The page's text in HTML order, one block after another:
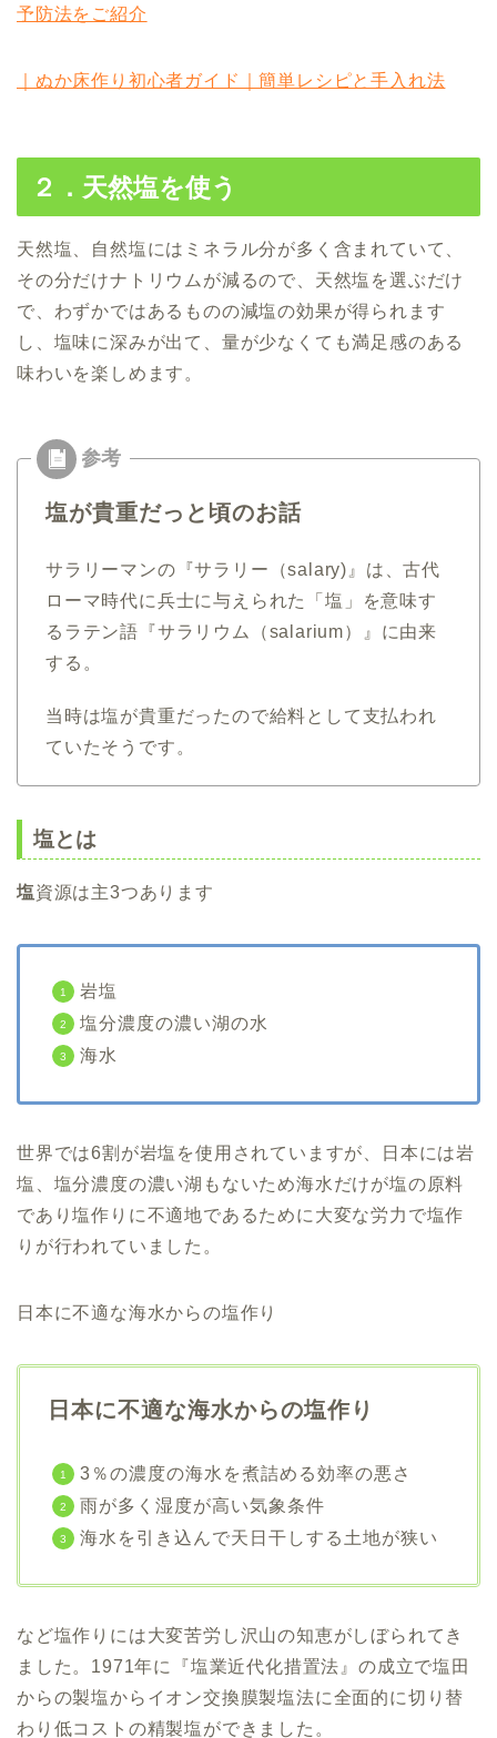
予防法をご紹介
｜ぬか床作り初心者ガイド｜簡単レシピと手入れ法
２．天然塩を使う
天然塩、自然塩にはミネラル分が多く含まれていて、
その分だけナトリウムが減るので、天然塩を選ぶだけ
で、わずかではあるものの減塩の効果が得られます
し、塩味に深みが出て、量が少なくても満足感のある
味わいを楽しめます。
塩が貴重だっと頃のお話
サラリーマンの『サラリー（salary)』は、古代
ローマ時代に兵士に与えられた「塩」を意味す
るラテン語『サラリウム（salarium）』に由来
する。
当時は塩が貴重だったので給料として支払われ
ていたそうです。
塩とは
塩資源は主3つあります
岩塩
塩分濃度の濃い湖の水
海水
世界では6割が岩塩を使用されていますが、日本には岩
塩、塩分濃度の濃い湖もないため海水だけが塩の原料
であり塩作りに不適地であるために大変な労力で塩作
りが行われていました。
日本に不適な海水からの塩作り
日本に不適な海水からの塩作り
3％の濃度の海水を煮詰める効率の悪さ
雨が多く湿度が高い気象条件
海水を引き込んで天日干しする土地が狭い
など塩作りには大変苦労し沢山の知恵がしぼられてき
ました 。1971年に『塩業近代化措置法』の成立で塩田
からの製塩からイオン交換膜製塩法に全面的に切り替
わり低コストの精製塩ができました。